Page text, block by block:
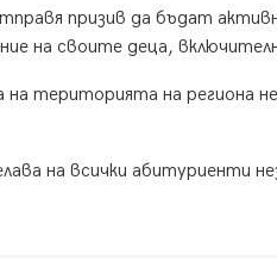
призив да бъдат
на своите деца,
на територията на региона
на всички абитуриенти